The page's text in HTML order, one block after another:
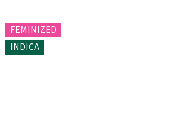
FEMINIZED
INDICA